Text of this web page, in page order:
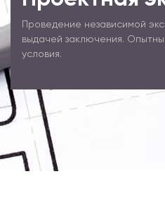
Проведение независимой
выдачей заключения.
условия.